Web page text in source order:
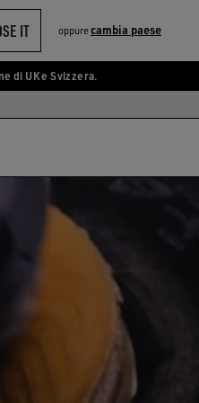
IT oppurecambia paese
di UK e Svizzera.